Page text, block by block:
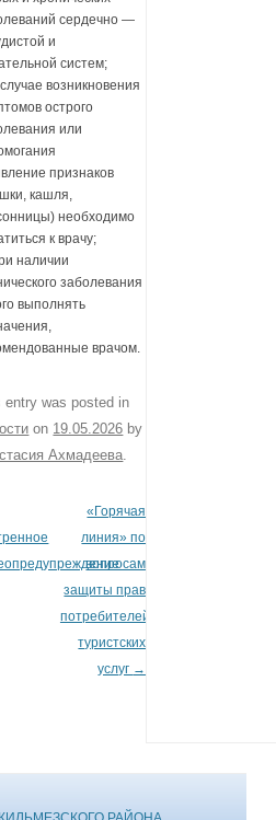
сердечно —
и
систем;
возникновения
острого
или
признаков
кашля,
необходимо
к врачу;
наличии
заболевания
выполнять
врачом.
entry was posted in
on 19.05.2026 by
Ахмадеева
navigation«Горячая
линия» по
вопросам
защиты прав
потребителей
туристских
услуг →